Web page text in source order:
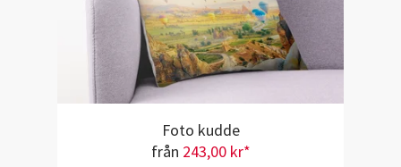
Foto kudde
från 243,00 kr*